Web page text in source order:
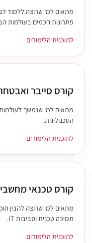
פתרונות חכמים בעולמות
לתוכנית הלימודים
קורס סייבר
מתאים למי שנמשך
הטכנולוגית.
לתוכנית הלימודים
קורס טכנאי
מתאים למי שרוצה להבין
תמיכה טכנית וסביבות IT.
לתוכנית הלימודים